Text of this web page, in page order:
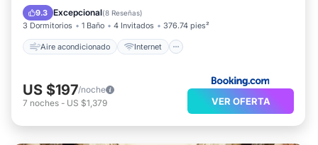
9.3 Excepcional(8 Reseñas)
3 Dormitorios 1 Baño 4 Invitados 376.74 pies²
Aire acondicionado Internet
Apto para niños
US $197/noche
7 noches - US $1,379 VER OFERTA